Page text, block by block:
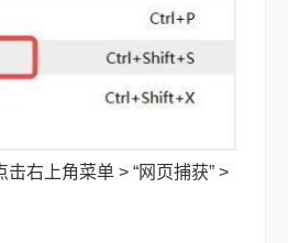
右上角菜单 > “网页捕获” >